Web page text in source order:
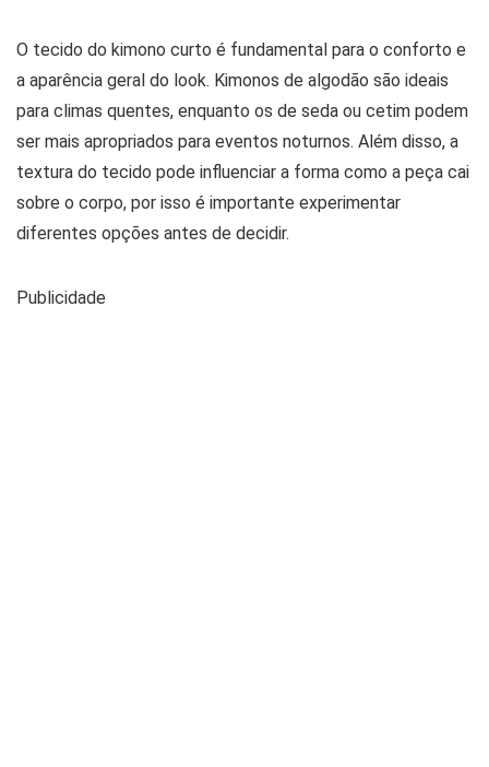
O tecido do kimono curto é fundamental para o conforto e
a aparência geral do look. Kimonos de algodão são ideais
para climas quentes, enquanto os de seda ou cetim podem
ser mais apropriados para eventos noturnos. Além disso, a
textura do tecido pode influenciar a forma como a peça cai
sobre o corpo, por isso é importante experimentar
diferentes opções antes de decidir.
Publicidade